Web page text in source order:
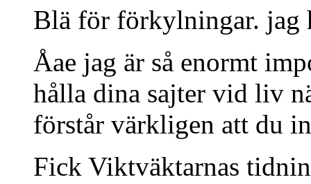
Blä för förkylningar. jag
Åae jag är så enormt
hålla dina sajter vid liv
förstår värkligen att du
Fick Viktväktarnas